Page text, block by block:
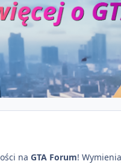
na GTA Forum!